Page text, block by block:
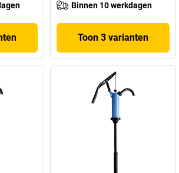
Binnen 10 werkdagen
Toon 3 varianten